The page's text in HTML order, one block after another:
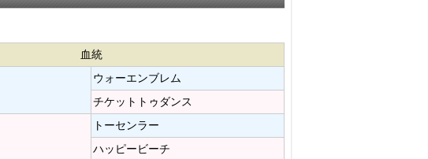
血統
ウォーエンブレム​
チケットトゥダンス​
トーセンラー​
ハッピービーチ​